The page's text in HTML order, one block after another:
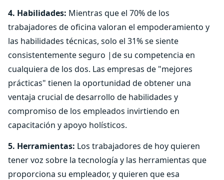
4. Habilidades: Mientras que el 70% de los
trabajadores de oficina valoran el empoderamiento y
las habilidades técnicas, solo el 31% se siente
consistentemente seguro |de su competencia en
cualquiera de los dos. Las empresas de "mejores
prácticas" tienen la oportunidad de obtener una
ventaja crucial de desarrollo de habilidades y
compromiso de los empleados invirtiendo en
capacitación y apoyo holísticos.
5. Herramientas: Los trabajadores de hoy quieren
tener voz sobre la tecnología y las herramientas que
proporciona su empleador, y quieren que esa